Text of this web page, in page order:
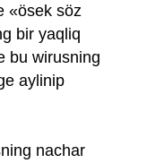
«ösek söz
bir yaqliq
bu wirusning
aylinip
nachar